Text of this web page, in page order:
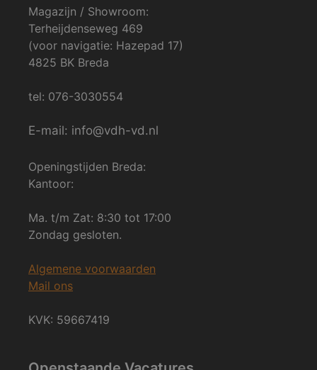
Magazijn / Showroom:
Terheijdenseweg 469
(voor navigatie: Hazepad 17)
4825 BK Breda
tel: 076-3030554
E-mail: info@vdh-vd.nl
Openingstijden Breda:
Kantoor:
Ma. t/m Zat: 8:30 tot 17:00
Zondag gesloten.
Algemene voorwaarden
Mail ons
KVK: 59667419